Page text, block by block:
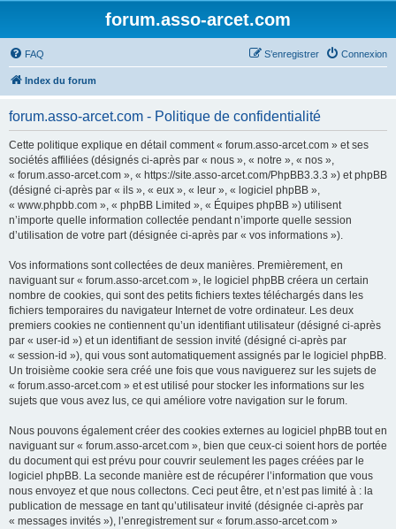
forum.asso-arcet.com
FAQ Connexion
S’enregistrer
Index du forum
forum.asso-arcet.com - Politique de confidentialité
Cette politique explique en détail comment « forum.asso-arcet.com » et ses
sociétés affiliées (désignés ci-après par « nous », « notre », « nos »,
« forum.asso-arcet.com », « https://site.asso-arcet.com/PhpBB3.3.3 ») et phpBB
(désigné ci-après par « ils », « eux », « leur », « logiciel phpBB »,
« www.phpbb.com », « phpBB Limited », « Équipes phpBB ») utilisent
n’importe quelle information collectée pendant n’importe quelle session
d’utilisation de votre part (désignée ci-après par « vos informations »).
Vos informations sont collectées de deux manières. Premièrement, en
naviguant sur « forum.asso-arcet.com », le logiciel phpBB créera un certain
nombre de cookies, qui sont des petits fichiers textes téléchargés dans les
fichiers temporaires du navigateur Internet de votre ordinateur. Les deux
premiers cookies ne contiennent qu’un identifiant utilisateur (désigné ci-après
par « user-id ») et un identifiant de session invité (désigné ci-après par
« session-id »), qui vous sont automatiquement assignés par le logiciel phpBB.
Un troisième cookie sera créé une fois que vous naviguerez sur les sujets de
« forum.asso-arcet.com » et est utilisé pour stocker les informations sur les
sujets que vous avez lus, ce qui améliore votre navigation sur le forum.
Nous pouvons également créer des cookies externes au logiciel phpBB tout en
naviguant sur « forum.asso-arcet.com », bien que ceux-ci soient hors de portée
du document qui est prévu pour couvrir seulement les pages créées par le
logiciel phpBB. La seconde manière est de récupérer l’information que vous
nous envoyez et que nous collectons. Ceci peut être, et n’est pas limité à : la
publication de message en tant qu’utilisateur invité (désignée ci-après par
« messages invités »), l’enregistrement sur « forum.asso-arcet.com »